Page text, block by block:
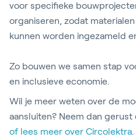
voor specifieke
organiseren, zodat
kunnen worden ingezameld
Zo bouwen we samen stap
en inclusieve economie.
Wil je meer weten over de
aansluiten? Neem dan
of lees meer over Circolektra